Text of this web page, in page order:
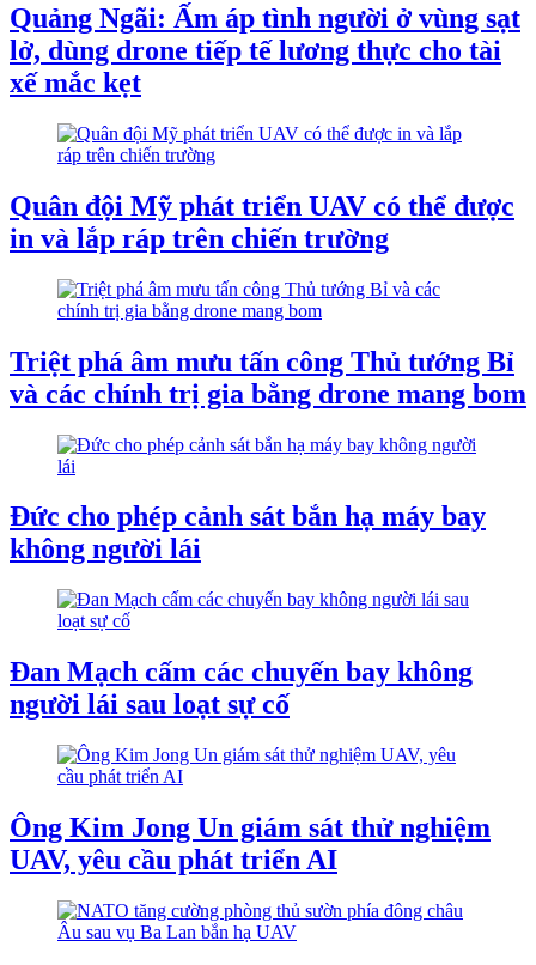
Quảng Ngãi: Ấm áp tình người ở vùng sạt
lở, dùng drone tiếp tế lương thực cho tài
xế mắc kẹt
Quân đội Mỹ phát triển UAV có thể được
in và lắp ráp trên chiến trường
Triệt phá âm mưu tấn công Thủ tướng Bỉ
và các chính trị gia bằng drone mang bom
Đức cho phép cảnh sát bắn hạ máy bay
không người lái
Đan Mạch cấm các chuyến bay không
người lái sau loạt sự cố
Ông Kim Jong Un giám sát thử nghiệm
UAV, yêu cầu phát triển AI